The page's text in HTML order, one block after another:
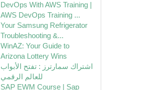
DevOps With AWS Training |
AWS DevOps Training ...
Your Samsung Refrigerator
Troubleshooting &...
WinAZ: Your Guide to
Arizona Lottery Wins
اشتراك سمارترز : تفتح الأبواب
للعالم الرقمي
SAP EWM Course | Sap